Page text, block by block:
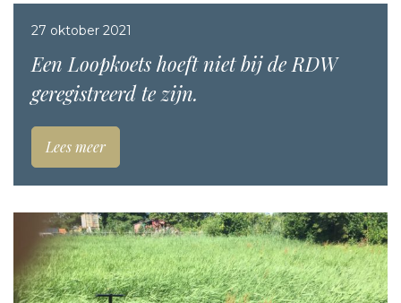
27 oktober 2021
Een Loopkoets hoeft niet bij de RDW
geregistreerd te zijn.
Lees meer